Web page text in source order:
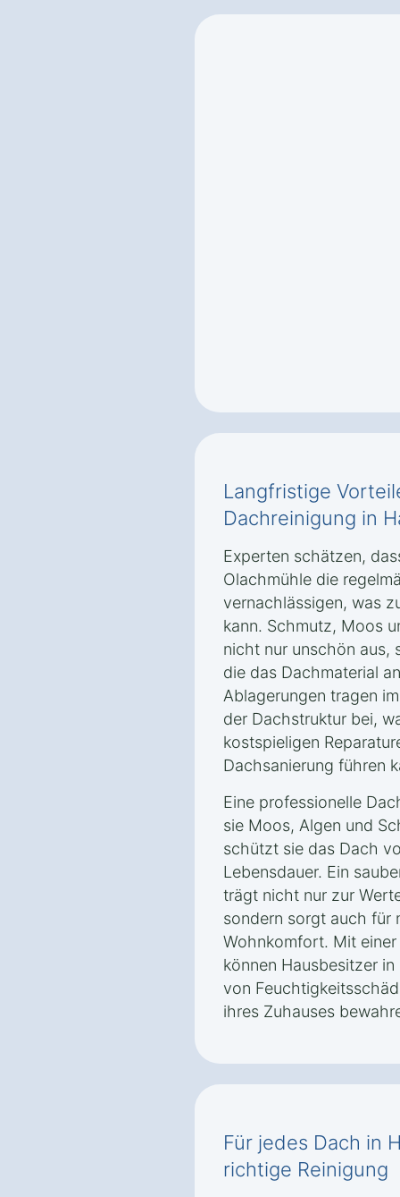
Langfristige
Dachreinigung in
Experten schätzen,
Olachmühle die
vernachlässigen, was
kann. Schmutz, Moos
nicht nur unschön aus,
die das Dachmaterial
Ablagerungen tragen
der Dachstruktur bei,
kostspieligen
Dachsanierung führen
Eine professionelle
sie Moos, Algen und
schützt sie das Dach
Lebensdauer. Ein
trägt nicht nur zur
sondern sorgt auch für
Wohnkomfort. Mit
können Hausbesitzer
von
ihres Zuhauses
Für jedes Dach in
richtige Reinigung